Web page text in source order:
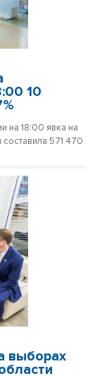
10
на 18:00 явка на
571 470
выборах